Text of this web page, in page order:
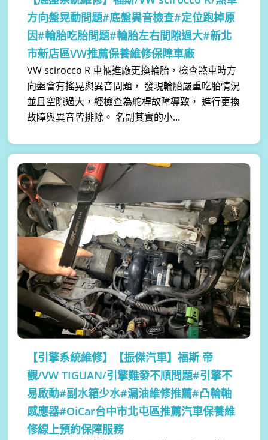
方向盤晃動問題#底盤異音檢查#定位跑掉原
因#輪胎吃胎問題#輪胎左右間隙過大#新北
市新店區VW推薦保養維修保障車廠
VW scirocco R 車輛進廠更換輪胎，檢查煞車時方
向盤會有搖晃與異音問題， 發現輪胎嚴重吃胎情況
並且空隙過大，經檢查為舵桿故障導致， 進行更換
故障與異音皆排除。 名副其實的小...
【引擎系統維修】
【振傑汽車】福斯 帝
觀/VW TIGUAN/引擎難發不順問題#引擎不
易啟動#副水箱少水#漏油維修推薦#凸輪軸
感應器#OiCar台中市北屯區推薦汽車保養維
修線上預約保障服務